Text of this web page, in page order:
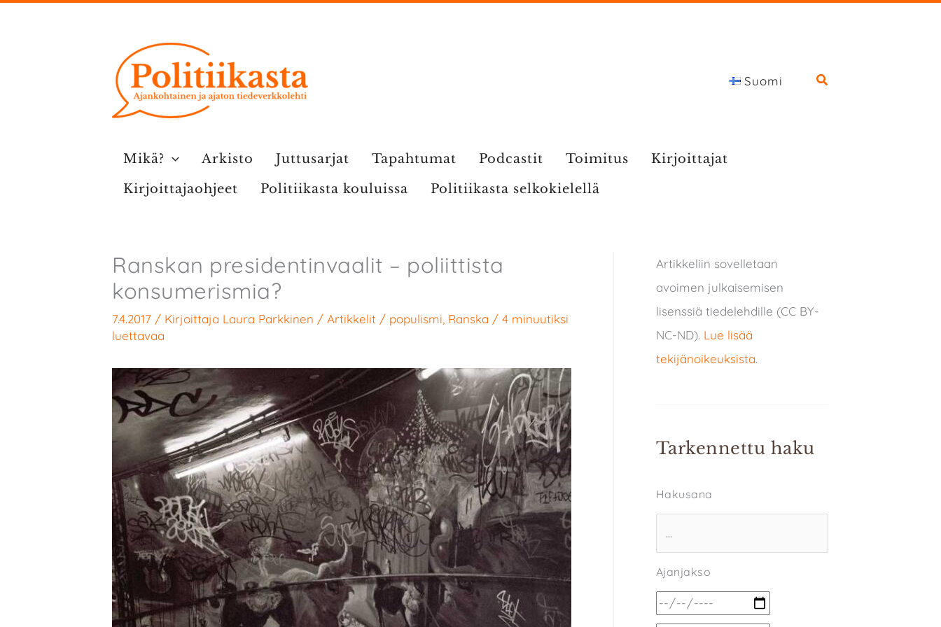
Suomi
Mikä? Arkisto Juttusarjat Tapahtumat Podcastit Toimitus
Kirjoittajat
Kirjoittajaohjeet
Politiikasta kouluissa Politiikasta selkokielellä
Ranskan presidentinvaalit – poliittista
konsumerismia?
7.4.2017 / Kirjoittaja Laura Parkkinen / Artikkelit / populismi Ranska / 4 minuutiksi
luettavaa
Artikkeliin sovelletaan
avoimen julkaisemisen
lisenssiä tiedelehdille (CC BY-
NC-ND). Lue lisää
tekijänoikeuksista.
Tarkennettu haku
Hakusana
Ajanjakso